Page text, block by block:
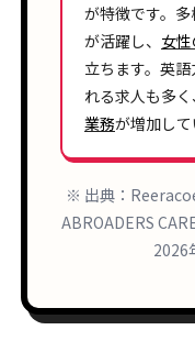
が特徴です。
が活躍し、 女
立ちます。英
れる求人も多く、
業務が増加して
※ 出典：
ABROADERS
2026